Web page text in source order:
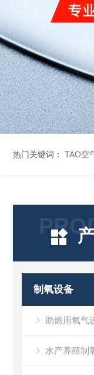
热门关键词： TAO空
制氧设备
助燃用氧气
水产养殖制